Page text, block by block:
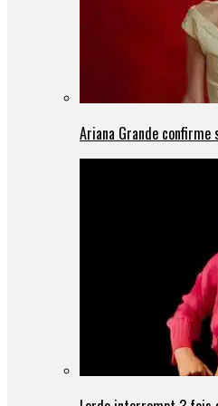
Ariana Grande confirme